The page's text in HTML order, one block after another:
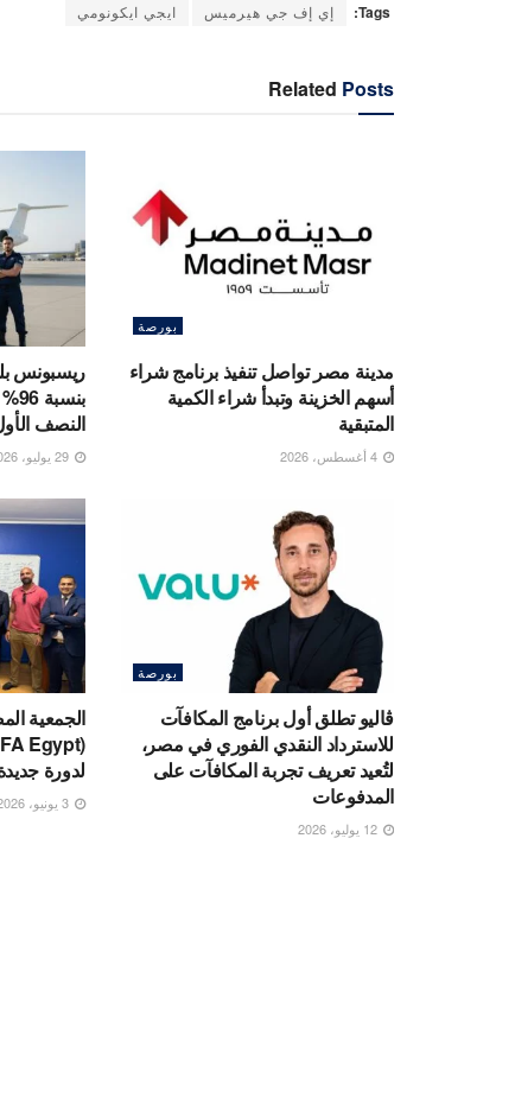
Tags: إي إف جي هيرميس ايجي ايكونومي
Related Posts
بورصة
مدينة مصر تواصل تنفيذ برنامج شراء
أسهم الخزينة وتبدأ شراء الكمية
المتبقية
ريسبونس
النصف الأول
بورصة
ڤاليو تطلق أول برنامج المكافآت
للاسترداد النقدي الفوري في مصر،
لتُعيد تعريف تجربة المكافآت على
المدفوعات
الجمعية
لدورة